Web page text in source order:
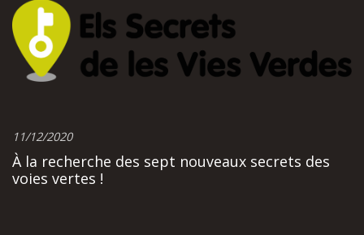
11/12/2020
À la recherche des sept nouveaux secrets des
voies vertes !